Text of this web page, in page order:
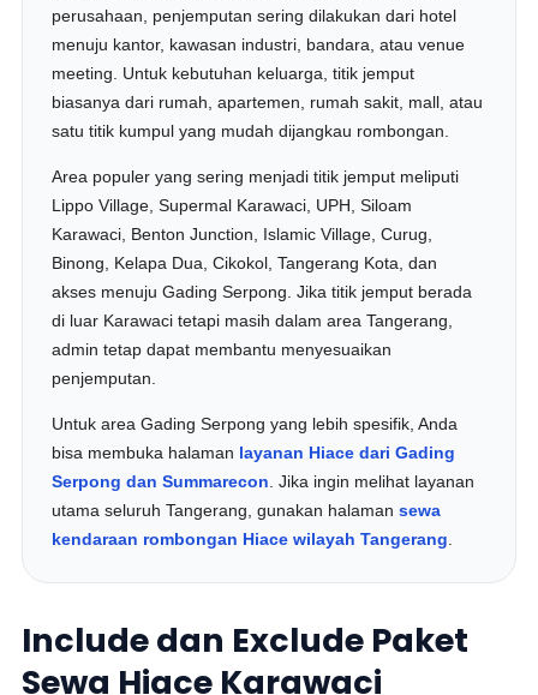
perusahaan, penjemputan sering dilakukan dari hotel
menuju kantor, kawasan industri, bandara, atau venue
meeting. Untuk kebutuhan keluarga, titik jemput
biasanya dari rumah, apartemen, rumah sakit, mall, atau
satu titik kumpul yang mudah dijangkau rombongan.
Area populer yang sering menjadi titik jemput meliputi
Lippo Village, Supermal Karawaci, UPH, Siloam
Karawaci, Benton Junction, Islamic Village, Curug,
Binong, Kelapa Dua, Cikokol, Tangerang Kota, dan
akses menuju Gading Serpong. Jika titik jemput berada
di luar Karawaci tetapi masih dalam area Tangerang,
admin tetap dapat membantu menyesuaikan
penjemputan.
Untuk area Gading Serpong yang lebih spesifik, Anda
bisa membuka halaman layanan Hiace dari Gading
Serpong dan Summarecon . Jika ingin melihat layanan
utama seluruh Tangerang, gunakan halamansewa
kendaraan rombongan Hiace wilayah Tangerang
Include dan Exclude Paket
Sewa Hiace Karawaci